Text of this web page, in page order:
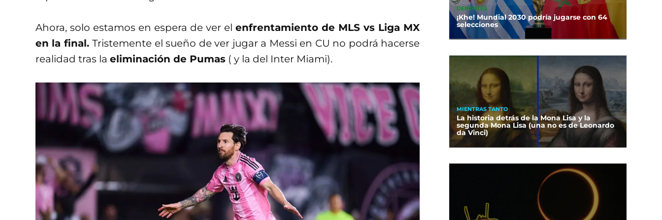
Ahora, solo estamos en espera de ver el enfrentamiento de MLS vs Liga MX
en la final.Tristemente el sueño de ver jugar a Messi en CU no podrá hacerse
realidad tras la eliminación de Pumas ( y la del Inter Miami).
DEPORTES
¡Khe! Mundial 2030 podría jugarse con 64
selecciones
MIENTRAS TANTO
La historia detrás de la Mona Lisa y la
segunda Mona Lisa (una no es de Leonardo
da Vinci)